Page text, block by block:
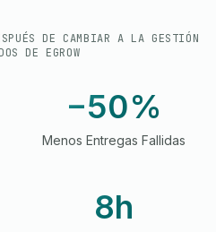
DE CAMBIAR A LA GESTIÓN
DE EGROW
−50%
Menos Entregas Fallidas
8h